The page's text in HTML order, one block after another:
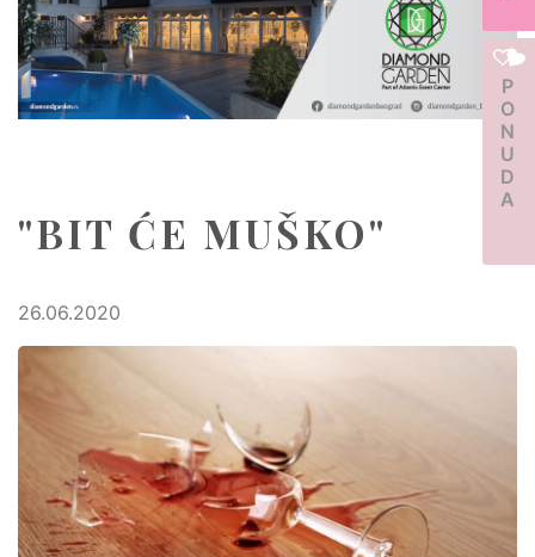
PONUDA
"BIT ĆE MUŠKO"
26.06.2020